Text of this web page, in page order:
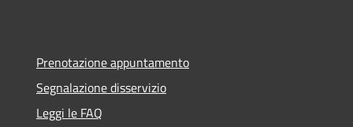
Prenotazione appuntamento
Segnalazione disservizio
Leggi le FAQ